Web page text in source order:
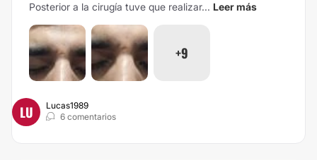
Posterior a la cirugía tuve que realizar... Leer más
+9
LU
Lucas1989
6 comentarios